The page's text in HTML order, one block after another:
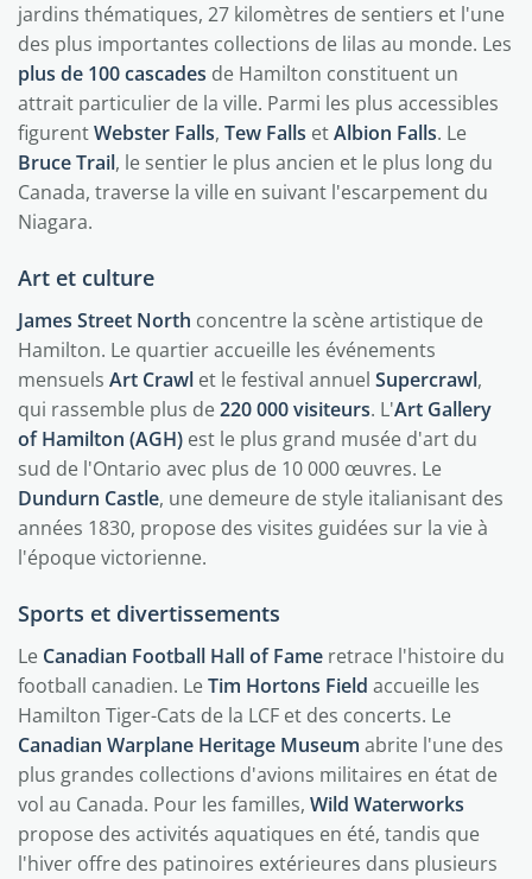
jardins thématiques, 27 kilomètres de sentiers et l'une
des plus importantes collections de lilas au monde. Les
plus de 100 cascades de Hamilton constituent un
attrait particulier de la ville. Parmi les plus accessibles
figurentWebster Falls, Tew Falls etAlbion Falls. Le
Bruce Trail, le sentier le plus ancien et le plus long du
Canada, traverse la ville en suivant l'escarpement du
Niagara.
Art et culture
James Street North concentre la scène artistique de
Hamilton. Le quartier accueille les événements
mensuels Art Crawl et le festival annuel Supercrawl,
qui rassemble plus de220 000 visiteurs. L'Art Gallery
of Hamilton (AGH) est le plus grand musée d'art du
sud de l'Ontario avec plus de 10 000 œuvres. Le
Dundurn Castle, une demeure de style italianisant des
années 1830, propose des visites guidées sur la vie à
l'époque victorienne.
Sports et divertissements
Le Canadian Football Hall of Fame retrace l'histoire du
football canadien. LeTim Hortons Field accueille les
Hamilton Tiger-Cats de la LCF et des concerts. Le
Canadian Warplane Heritage Museum abrite l'une des
plus grandes collections d'avions militaires en état de
vol au Canada. Pour les familles, Wild Waterworks
propose des activités aquatiques en été, tandis que
l'hiver offre des patinoires extérieures dans plusieurs